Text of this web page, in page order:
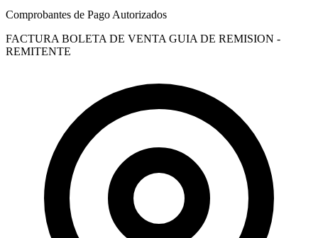
Comprobantes de Pago Autorizados
FACTURA BOLETA DE VENTA GUIA DE REMISION -
REMITENTE